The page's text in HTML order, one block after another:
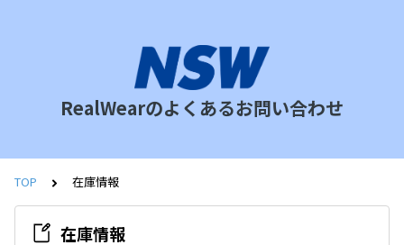
RealWearのよくあるお問い合わせ
TOP 在庫情報
在庫情報